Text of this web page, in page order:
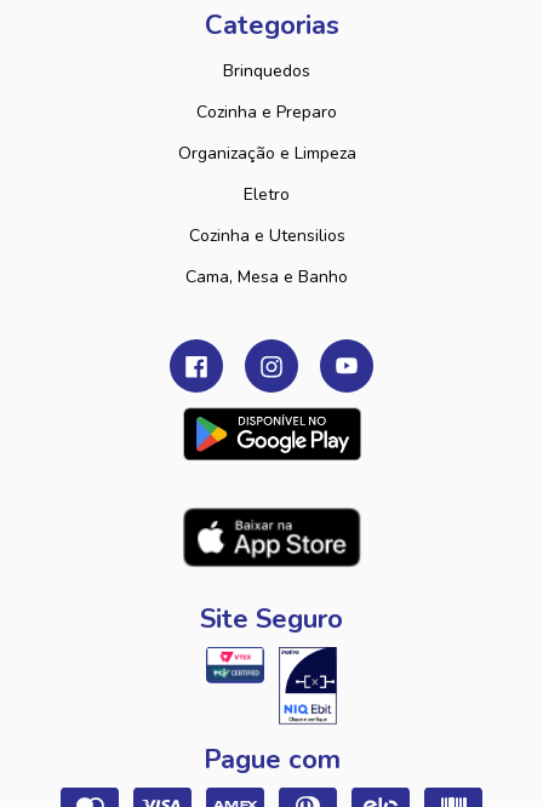
Categorias
Brinquedos
Cozinha e Preparo
Organização e Limpeza
Eletro
Cozinha e Utensilios
Cama, Mesa e Banho
Site Seguro
Pague com